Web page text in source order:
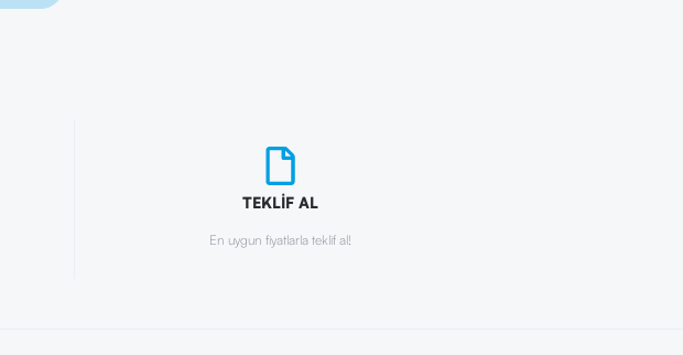
TEKLİF AL
En uygun fiyatlarla teklif al!